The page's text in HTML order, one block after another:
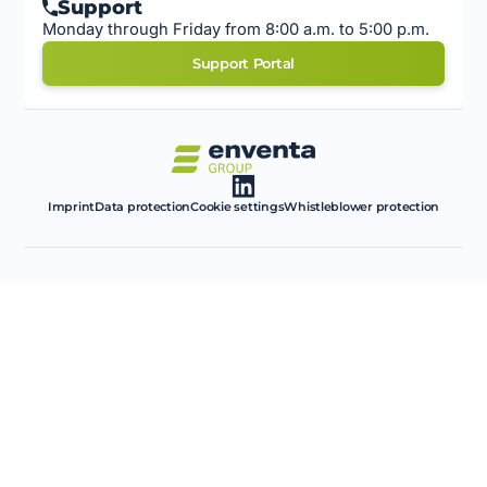
Support
Monday through Friday from 8:00 a.m. to 5:00 p.m.
Support Portal
ImprintData protectionCookie settingsWhistleblower protection